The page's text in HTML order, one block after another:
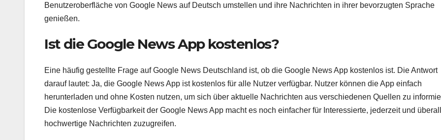
Benutzeroberfläche von Google News auf Deutsch umstellen und ihre Nachrichten in ihrer bevorzugten Sprache
genießen.
Ist die Google News App kostenlos?
Eine häufig gestellte Frage auf Google News Deutschland ist, ob die Google News App kostenlos ist. Die Antwort
darauf lautet: Ja, die Google News App ist kostenlos für alle Nutzer verfügbar. Nutzer können die App einfach
herunterladen und ohne Kosten nutzen, um sich über aktuelle Nachrichten aus verschiedenen Quellen zu
Die kostenlose Verfügbarkeit der Google News App macht es noch einfacher für Interessierte, jederzeit und
hochwertige Nachrichten zuzugreifen.